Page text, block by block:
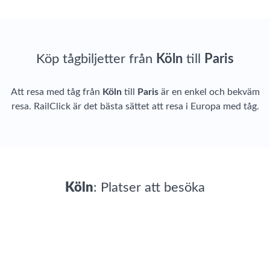
Köp tågbiljetter från Köln till Paris
Att resa med tåg från Kölntill Parisär en enkel och bekväm
resa. RailClick är det bästa sättet att resa i Europa med tåg.
Köln: Platser att besöka